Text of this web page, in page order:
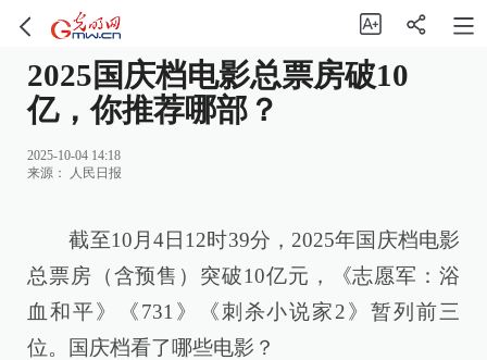
2025国庆档电影总票房破10
亿，你推荐哪部？
2025-10-04 14:18
来源：
人民日报
截至10月4日12时39分，2025年国庆档电影
总票房（含预售）突破10亿元，《志愿军：浴
血和平》《731》《刺杀小说家2》暂列前三
位。国庆档看了哪些电影？